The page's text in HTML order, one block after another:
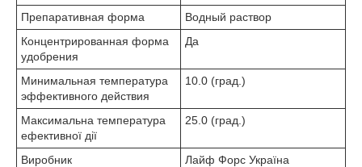
Препаративная форма
Водный раствор
Концентрированная форма
удобрения
Да
Минимальная температура
эффективного действия
10.0 (град.)
Максимальна температура
ефективної дії
25.0 (град.)
Виробник
Лайф Форс Україна